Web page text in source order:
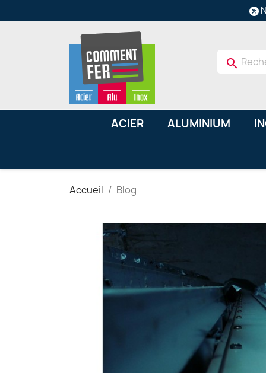
search
ACIER ALUMINIUM
Accueil Blog